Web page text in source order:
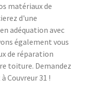
matériaux de
d'une
adéquation avec
également vous
de réparation
toiture. Demandez
Couvreur 31 !